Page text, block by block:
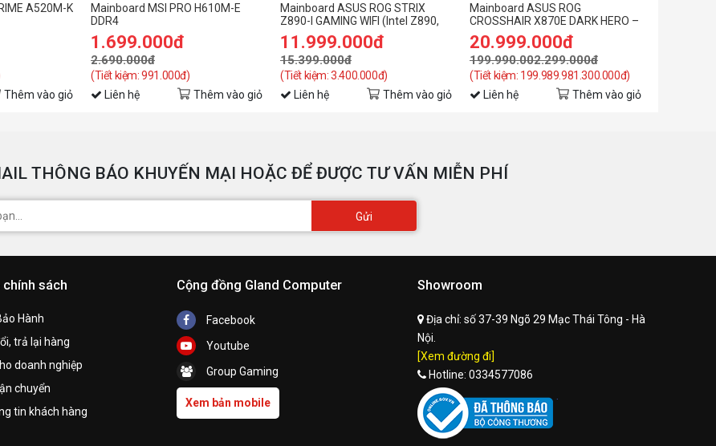
A520M-K
Thêm vào giỏ
Mainboard MSI PRO H610M-E
DDR4
1.699.000đ
2.690.000đ
(Tiết kiệm: 991.000đ)
Liên hệ Thêm vào giỏ
Mainboard ASUS ROG STRIX
Z890-I GAMING WIFI (Intel Z890,
Socket 1851, Mini-ATX, 2 khe
RAM DDR5)
11.999.000đ
15.399.000đ
(Tiết kiệm: 3.400.000đ)
Liên hệ Thêm vào giỏ
Mainboard ASUS ROG
CROSSHAIR X870E DARK HERO –
Socket AM5
20.999.000đ
199.990.002.299.000đ
(Tiết kiệm: 199.989.981.300.000đ)
Liên hệ Thêm vào giỏ
THÔNG BÁO KHUYẾN MẠI HOẶC ĐỂ ĐƯỢC TƯ VẤN MIỄN PHÍ
Gửi
chính sách
Hành
trả lại hàng
doanh nghiệp
chuyển
tin khách hàng
Cộng đồng Gland Computer
Facebook
Youtube
Group Gaming
Xem bản mobile
Showroom
Địa chỉ: số 37-39 Ngõ 29 Mạc Thái Tông - Hà
Nội.
[Xem đường đi]
Hotline: 0334577086